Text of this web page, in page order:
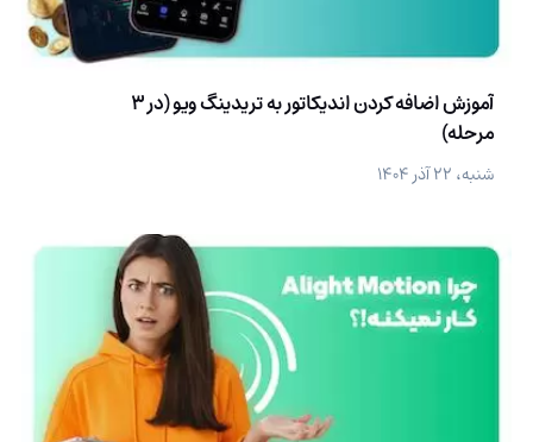
آموزش اضافه کردن اندیکاتور به تریدینگ ویو (در 3
مرحله)
شنبه، ۲۲ آذر ۱۴۰۴